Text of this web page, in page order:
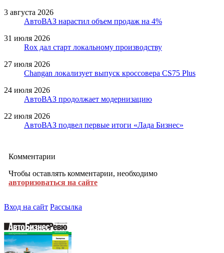
3 августа 2026
АвтоВАЗ нарастил объем продаж на 4%
31 июля 2026
Rox дал старт локальному производству
27 июля 2026
Changan локализует выпуск кроссовера CS75 Plus
24 июля 2026
АвтоВАЗ продолжает модернизацию
22 июля 2026
АвтоВАЗ подвел первые итоги «Лада Бизнес»
Комментарии
Чтобы оставлять комментарии, необходимо
авторизоваться на сайте
Вход на сайт Рассылка